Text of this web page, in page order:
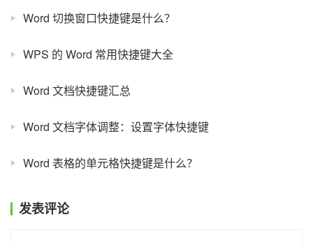
Word 切换窗口快捷键是什么？
WPS 的 Word 常用快捷键大全
Word 文档快捷键汇总
Word 文档字体调整：设置字体快捷键
Word 表格的单元格快捷键是什么？
发表评论